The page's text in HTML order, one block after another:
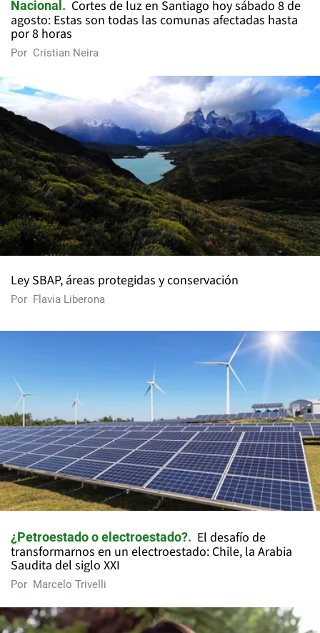
Nacional
Cortes de luz en Santiago hoy sábado 8 de
agosto: Estas son todas las comunas afectadas hasta
por 8 horas
Por Cristian Neira
Ley SBAP, áreas protegidas y conservación
Por Flavia Liberona
¿Petroestado o electroestado?
El desafío de
transformarnos en un electroestado: Chile, la Arabia
Saudita del siglo XXI
Por Marcelo Trivelli